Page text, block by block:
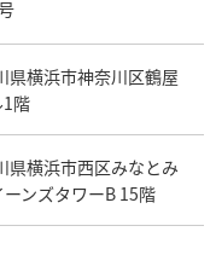
県横浜市神奈川区鶴屋
階
県横浜市西区みなとみ
ンズタワーB 15階